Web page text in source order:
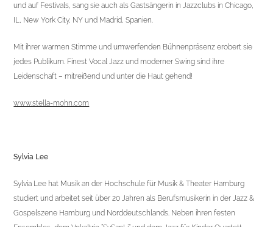
und auf Festivals, sang sie auch als Gastsängerin in Jazzclubs in Chicago,
IL, New York City, NY und Madrid, Spanien.
Mit ihrer warmen Stimme und umwerfenden Bühnenpräsenz erobert sie
jedes Publikum. Finest Vocal Jazz und moderner Swing sind ihre
Leidenschaft – mitreißend und unter die Haut gehend!
www.stella-mohn.com
Sylvia Lee
Sylvia Lee hat Musik an der Hochschule für Musik & Theater Hamburg
studiert und arbeitet seit über 20 Jahren als Berufsmusikerin in der Jazz &
Gospelszene Hamburg und Norddeutschlands. Neben ihren festen